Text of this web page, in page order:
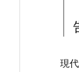
現